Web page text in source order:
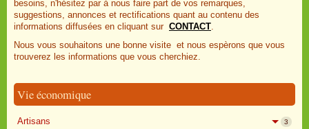
besoins, n'hésitez par à nous faire part de vos remarques,
suggestions, annonces et rectifications quant au contenu des
informations diffusées en cliquant sur CONTACT.
Nous vous souhaitons une bonne visite et nous espèrons que vous
trouverez les informations que vous cherchiez.
Vie économique
Artisans 3